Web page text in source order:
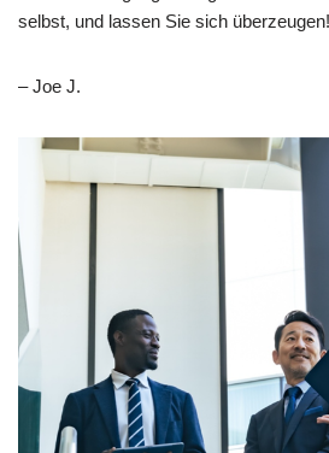
selbst, und lassen Sie sich überzeugen!
– Joe J.